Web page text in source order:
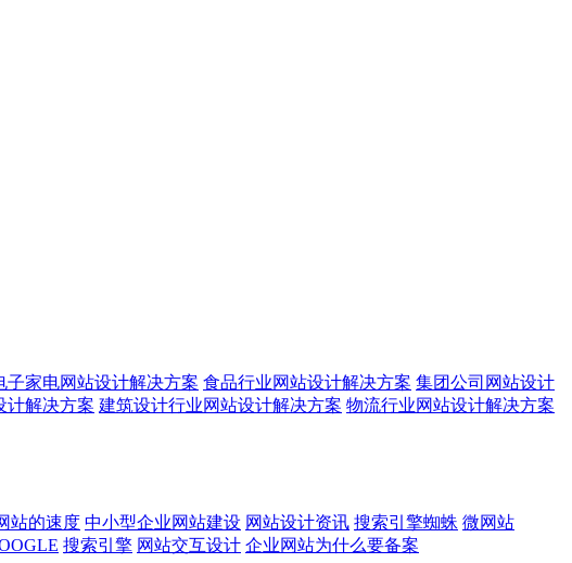
子家电网站设计解决方案 食品行业网站设计解决方案 集团公司网站设计
计解决方案 建筑设计行业网站设计解决方案 物流行业网站设计解决方案
站的速度 中小型企业网站建设 网站设计资讯 搜索引擎蜘蛛 微网站
搜索引擎 网站交互设计 企业网站为什么要备案